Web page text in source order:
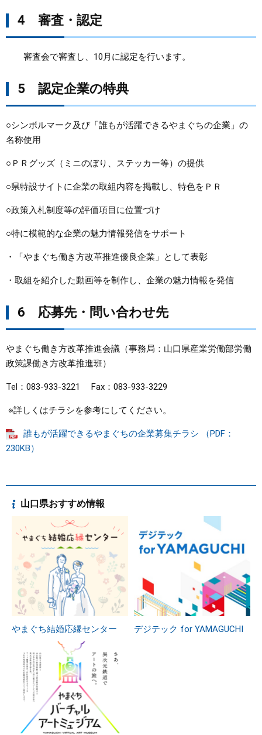
4 審査・認定
審査会で審査し、10月に認定を行います。
5 認定企業の特典
○シンボルマーク及び「誰もが活躍できるやまぐちの企業」の
名称使用
○ＰＲグッズ（ミニのぼり、ステッカー等）の提供
○県特設サイトに企業の取組内容を掲載し、特色をＰＲ
○政策入札制度等の評価項目に位置づけ
○特に模範的な企業の魅力情報発信をサポート
・「やまぐち働き方改革推進優良企業」として表彰
・取組を紹介した動画等を制作し、企業の魅力情報を発信
6 応募先・問い合わせ先
やまぐち働き方改革推進会議（事務局：山口県産業労働部労働
政策課働き方改革推進班）
Tel：083-933-3221 Fax：083-933-3229
※詳しくはチラシを参考にしてください。
誰もが活躍できるやまぐちの企業募集チラシ （PDF：
230KB）
山口県おすすめ情報
やまぐち結婚応縁センター デジテック for YAMAGUCHI